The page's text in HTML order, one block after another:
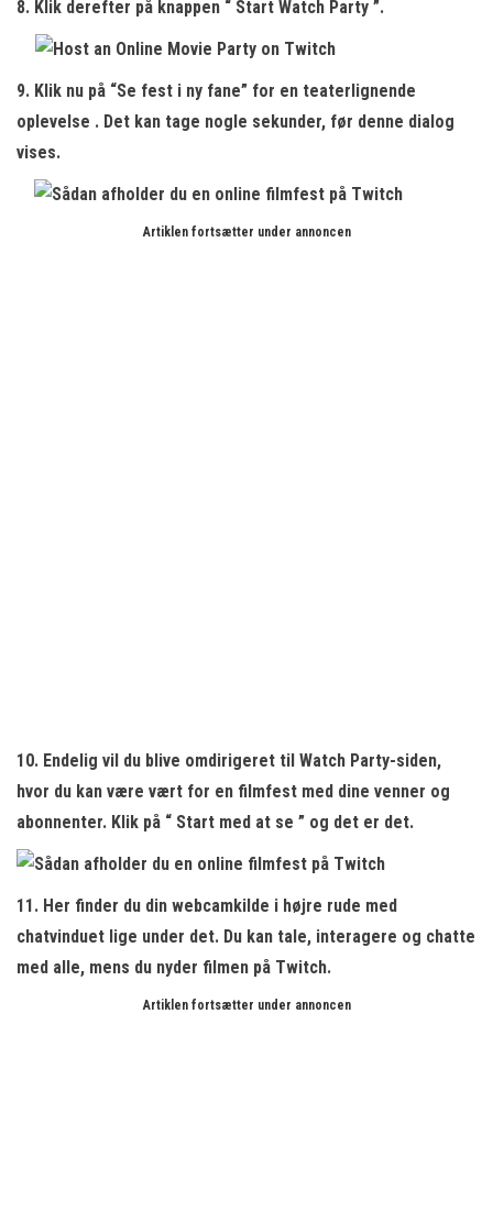
8. Klik derefter på knappen “ Start Watch Party ”.
9. Klik nu på “Se fest i ny fane” for en teaterlignende
oplevelse . Det kan tage nogle sekunder, før denne dialog
vises.
Artiklen fortsætter under annoncen
10. Endelig vil du blive omdirigeret til Watch Party-siden,
hvor du kan være vært for en filmfest med dine venner og
abonnenter. Klik på “ Start med at se ” og det er det.
11. Her finder du din webcamkilde i højre rude med
chatvinduet lige under det. Du kan tale, interagere og chatte
med alle, mens du nyder filmen på Twitch.
Artiklen fortsætter under annoncen